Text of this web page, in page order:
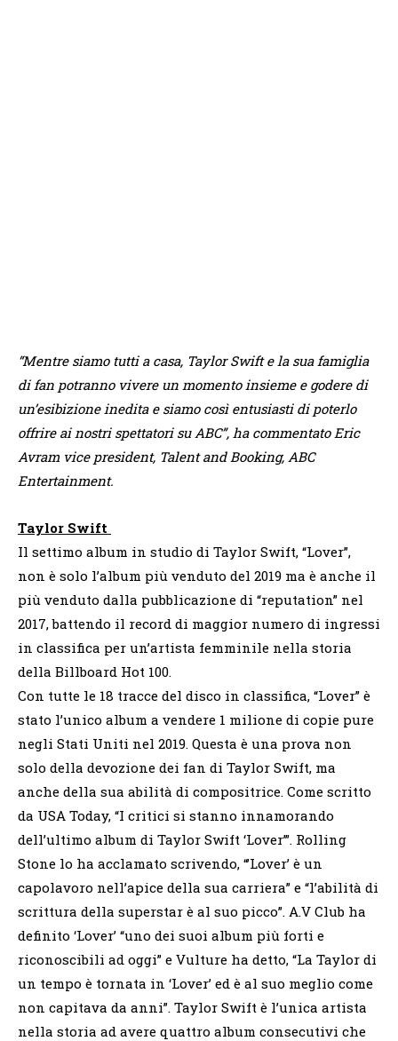
“Mentre siamo tutti a casa, Taylor Swift e la sua famiglia
di fan potranno vivere un momento insieme e godere di
un’esibizione inedita e siamo così entusiasti di poterlo
offrire ai nostri spettatori su ABC”, ha commentato Eric
Avram vice president, Talent and Booking, ABC
Entertainment.
Taylor Swift
Il settimo album in studio di Taylor Swift, “Lover”,
non è solo l’album più venduto del 2019 ma è anche il
più venduto dalla pubblicazione di “reputation” nel
2017, battendo il record di maggior numero di ingressi
in classifica per un’artista femminile nella storia
della Billboard Hot 100.
Con tutte le 18 tracce del disco in classifica, “Lover” è
stato l’unico album a vendere 1 milione di copie pure
negli Stati Uniti nel 2019. Questa è una prova non
solo della devozione dei fan di Taylor Swift, ma
anche della sua abilità di compositrice. Come scritto
da USA Today, “I critici si stanno innamorando
dell’ultimo album di Taylor Swift ‘Lover’”. Rolling
Stone lo ha acclamato scrivendo, “’Lover’ è un
capolavoro nell’apice della sua carriera” e “l’abilità di
scrittura della superstar è al suo picco”. A.V Club ha
definito ‘Lover’ “uno dei suoi album più forti e
riconoscibili ad oggi” e Vulture ha detto, “La Taylor di
un tempo è tornata in ‘Lover’ ed è al suo meglio come
non capitava da anni”. Taylor Swift è l’unica artista
nella storia ad avere quattro album consecutivi che